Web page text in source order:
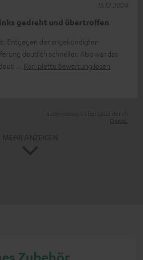
gedreht und übertroffen
Entgegen der angekündigten
deutlich schneller. Also war das
Komplette Bewertung lesen
15.12.2024